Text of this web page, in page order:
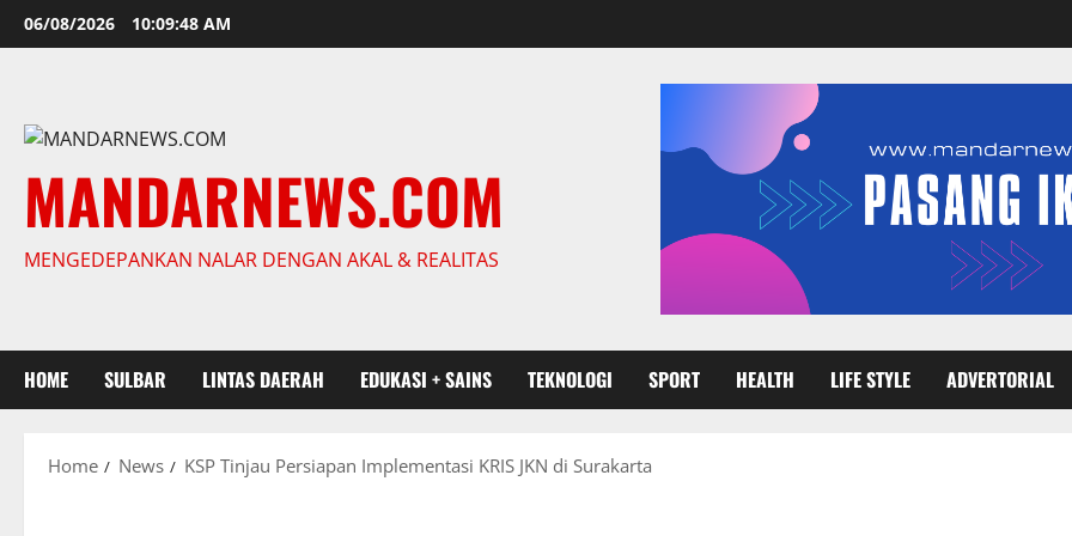
Skip
to
06/08/2026 10:09:49 AM
MANDARNEWS.COM
MENGEDEPANKAN NALAR DENGAN AKAL & REALITAS
HOME SULBAR LINTAS DAERAH EDUKASI + SAINS TEKNOLOGI SPORT HEALTH LIFE STYLE ADVERTORIAL
Home News KSP Tinjau Persiapan Implementasi KRIS JKN di Surakarta